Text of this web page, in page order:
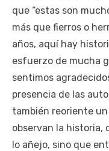
que “estas son
más que fierros o
años, aquí hay
esfuerzo de mucha
sentimos
presencia de las
también reoriente
observan la historia,
lo añejo, sino que